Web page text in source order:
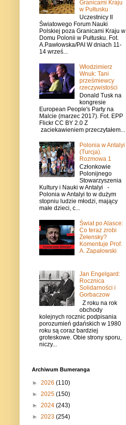
Granicami Kraju
w Pułtusku
Uczestnicy II
Światowego Forum Nauki
Polskiej poza Granicami Kraju w
Domu Polonii w Pułtusku. Fot.
A.Pawłowska/PAI W dniach 11-
14 wrześ...
Włodzimierz
Wnuk: Tani
prześmiewcy
rzeczywistości
Donald Tusk na
kongresie
European People's Party na
Malcie (marzec 2017). Fot. EPP
Flickr CC BY 2.0 Z
zaciekawieniem przeczytałem...
Polonia w Antalyi
(Turcja).
Rozmowa 1
Członkowie
Polonijnego
Stowarzyszenia
Kultury i Nauki w Antalyi -
Polonia w Antalyi to w dużym
stopniu ludzie młodzi, mający
małe dzieci, c...
Świat po Alasce:
Co teraz zrobi
Żełensky?
Komentuje Prof.
A. Zapałowski
Jan Engelgard:
Rocznica
Solidarności i
Gorbaczow
Z roku na rok
obchody
kolejnych rocznic podpisania
porozumień gdańskich w 1980
roku są coraz bardziej
groteskowe. Obie strony sporu,
niczy...
Archiwum Bumeranga
► 2026 (110)
► 2025 (150)
► 2024 (243)
► 2023 (254)